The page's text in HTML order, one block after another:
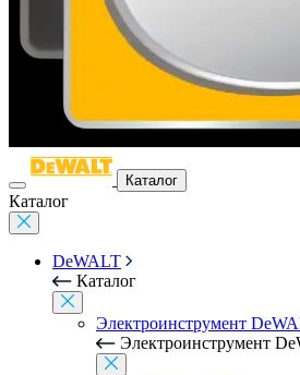
Каталог
Каталог
DeWALT
Каталог
Электроинструмент
Электроинструмент